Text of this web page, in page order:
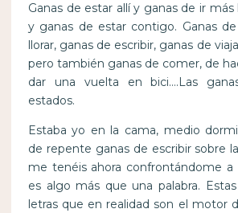
Ganas de estar allí y ganas de ir más
y ganas de estar contigo. Ganas
llorar, ganas de escribir, ganas de
pero también ganas de comer, de
dar una vuelta en bici….Las
estados.
Estaba yo en la cama, medio
de repente ganas de escribir sobre
me tenéis ahora confrontándome a
es algo más que una palabra.
letras que en realidad son el motor